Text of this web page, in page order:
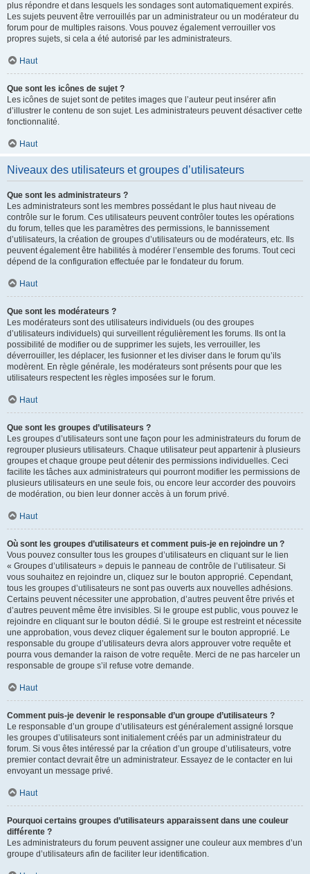
plus répondre et dans lesquels les sondages sont automatiquement expirés.
Les sujets peuvent être verrouillés par un administrateur ou un modérateur du
forum pour de multiples raisons. Vous pouvez également verrouiller vos
propres sujets, si cela a été autorisé par les administrateurs.
Haut
Que sont les icônes de sujet ?
Les icônes de sujet sont de petites images que l’auteur peut insérer afin
d’illustrer le contenu de son sujet. Les administrateurs peuvent désactiver cette
fonctionnalité.
Haut
Niveaux des utilisateurs et groupes d’utilisateurs
Que sont les administrateurs ?
Les administrateurs sont les membres possédant le plus haut niveau de
contrôle sur le forum. Ces utilisateurs peuvent contrôler toutes les opérations
du forum, telles que les paramètres des permissions, le bannissement
d’utilisateurs, la création de groupes d’utilisateurs ou de modérateurs, etc. Ils
peuvent également être habilités à modérer l’ensemble des forums. Tout ceci
dépend de la configuration effectuée par le fondateur du forum.
Haut
Que sont les modérateurs ?
Les modérateurs sont des utilisateurs individuels (ou des groupes
d’utilisateurs individuels) qui surveillent régulièrement les forums. Ils ont la
possibilité de modifier ou de supprimer les sujets, les verrouiller, les
déverrouiller, les déplacer, les fusionner et les diviser dans le forum qu’ils
modèrent. En règle générale, les modérateurs sont présents pour que les
utilisateurs respectent les règles imposées sur le forum.
Haut
Que sont les groupes d’utilisateurs ?
Les groupes d’utilisateurs sont une façon pour les administrateurs du forum de
regrouper plusieurs utilisateurs. Chaque utilisateur peut appartenir à plusieurs
groupes et chaque groupe peut détenir des permissions individuelles. Ceci
facilite les tâches aux administrateurs qui pourront modifier les permissions de
plusieurs utilisateurs en une seule fois, ou encore leur accorder des pouvoirs
de modération, ou bien leur donner accès à un forum privé.
Haut
Où sont les groupes d’utilisateurs et comment puis-je en rejoindre un ?
Vous pouvez consulter tous les groupes d’utilisateurs en cliquant sur le lien
« Groupes d’utilisateurs » depuis le panneau de contrôle de l’utilisateur. Si
vous souhaitez en rejoindre un, cliquez sur le bouton approprié. Cependant,
tous les groupes d’utilisateurs ne sont pas ouverts aux nouvelles adhésions.
Certains peuvent nécessiter une approbation, d’autres peuvent être privés et
d’autres peuvent même être invisibles. Si le groupe est public, vous pouvez le
rejoindre en cliquant sur le bouton dédié. Si le groupe est restreint et nécessite
une approbation, vous devez cliquer également sur le bouton approprié. Le
responsable du groupe d’utilisateurs devra alors approuver votre requête et
pourra vous demander la raison de votre requête. Merci de ne pas harceler un
responsable de groupe s’il refuse votre demande.
Haut
Comment puis-je devenir le responsable d’un groupe d’utilisateurs ?
Le responsable d’un groupe d’utilisateurs est généralement assigné lorsque
les groupes d’utilisateurs sont initialement créés par un administrateur du
forum. Si vous êtes intéressé par la création d’un groupe d’utilisateurs, votre
premier contact devrait être un administrateur. Essayez de le contacter en lui
envoyant un message privé.
Haut
Pourquoi certains groupes d’utilisateurs apparaissent dans une couleur
différente ?
Les administrateurs du forum peuvent assigner une couleur aux membres d’un
groupe d’utilisateurs afin de faciliter leur identification.